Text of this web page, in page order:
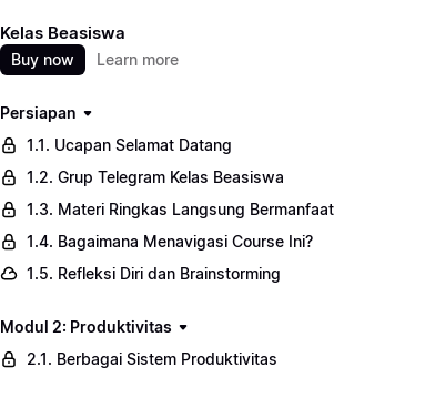
Kelas Beasiswa
Buy now Learn more
Persiapan
1.1. Ucapan Selamat Datang
1.2. Grup Telegram Kelas Beasiswa
1.3. Materi Ringkas Langsung Bermanfaat
1.4. Bagaimana Menavigasi Course Ini?
1.5. Refleksi Diri dan Brainstorming
Modul 2: Produktivitas
2.1. Berbagai Sistem Produktivitas